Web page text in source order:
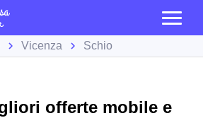
Vicenza Schio